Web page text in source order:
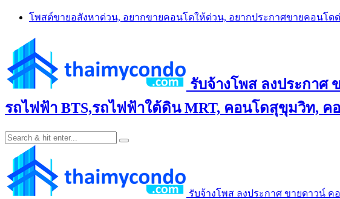
Skip
โพสต์ขายอสังหาด่วน, อยากขายคอนโดให้ด่วน, อยากประกาศขายคอนโด
รับจ้างโพส ลงประกาศ
รถไฟฟ้า BTS,รถไฟฟ้าใต้ดิน MRT, คอนโดสุขุมวิท,
รับจ้างโพส ลงประกาศ ขายดาวน์